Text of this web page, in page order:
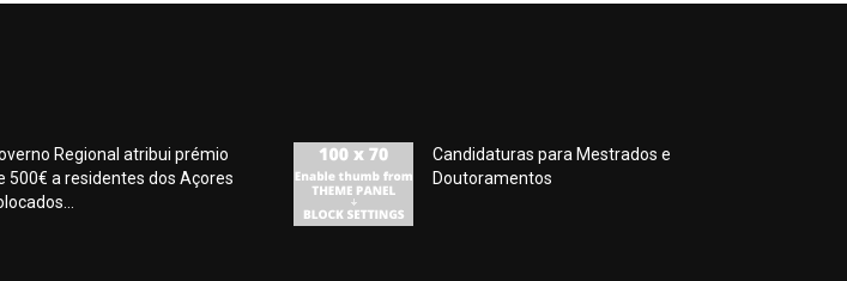
Regional atribui prémio
500€ a residentes dos Açores
Candidaturas para Mestrados e
Doutoramentos